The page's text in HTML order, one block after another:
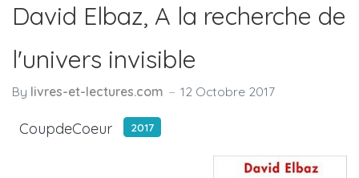
David Elbaz, A la recherche de
l'univers invisible
By livres-et-lectures.com 12 Octobre 2017
CoupdeCoeur 2017